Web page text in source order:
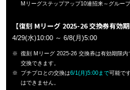
Mリーグステップアップ10連招来～グルー
【復刻 Mリーグ 2025-26 交換券有効期
4/29(水)10:00 ～ 6/8(月)5:00
復刻 Mリーグ 2025-26 交換券は有効期限
交換できます。
プチプロとの交換は6/1(月)5:00まで可能で
はできません。